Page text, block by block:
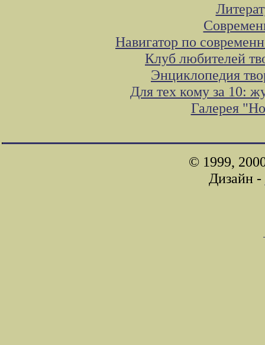
Навигатор по
Клуб любителей
Энциклопедия
Для тех кому за 10:
Галерея
© 1999,
Дизайн -